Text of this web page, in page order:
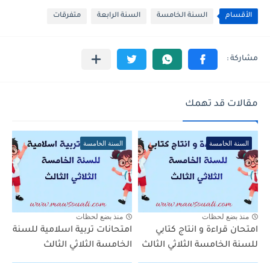
الأقسام السنة الخامسة السنة الرابعة متفرقات
مقالات قد تهمك
السنة الخامسة
منذ بضع لحظات
امتحان قراءة و انتاج كتابي
للسنة الخامسة الثلاثي الثالث
السنة الخامسة
منذ بضع لحظات
امتحانات تربية اسلامية للسنة
الخامسة الثلاثي الثالث